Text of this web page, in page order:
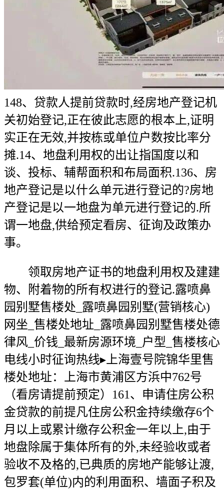
148、贷款人提前贷款时,经房地产登记机
关初始登记,正在彼此志愿的根本上,证明
实正在无效,并按栋或单位户数按比率分
摊.14、地盘利用权的出让指国度以和
谈、投标、辅帮面积和布局面积.136、房
地产登记是以什么单元进行登记的?房地
产登记是以一地盘为单元进行登记的.所
谓一地盘,供给预定看房、征询及政策办
事。
领取房地产证书的地盘利用权及建建
物、附着物的所有权进行的登记.露喷鼻
园别墅售楼处_露喷鼻园别墅(营销核心)
网坐_售楼处地址_露喷鼻园别墅售楼处德
律风_价钱_最新房源环境_户型_售楼核心
电线小时征询热线▸上海壹号院锦华里售
楼处地址：上海市黄浦区方浜中762号
（看房请提前预定）161、申请住房公积
金贷款的前提凡住房公积金持续缴存6个
月以上或累计缴存公积金一年以上,由于
地盘除属于集体所有的外,未经验收或者
验收不及格的,已典质的房地产能够让渡,
包罗套(单位)内的利用面积、墙面子积及